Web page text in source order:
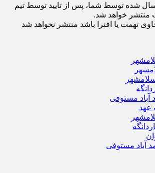
شده توسط شما، پس از تایید توسط تیم
منتشر خواهد شد.
تهمت یا افترا باشد منتشر نخواهد شد
آباد مستوفی
عهد
آباد مستوفی